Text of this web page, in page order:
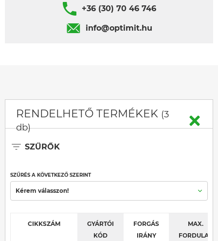
+36 (30) 70 46 746
info@optimit.hu
RENDELHETŐ TERMÉKEK (3
db)
SZŰRŐK
SZŰRÉS A KÖVETKEZŐ SZERINT
Kérem válasszon!
CIKKSZÁM
GYÁRTÓI
KÓD
FORGÁS
IRÁNY
MAX.
FORDULAT